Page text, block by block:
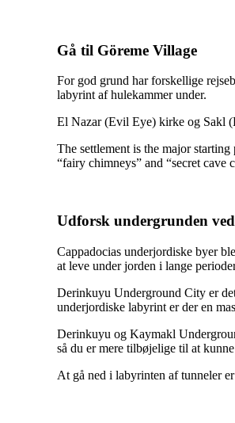
Gå til Göreme Village
For god grund har forskellige
labyrint af hulekammer under.
El Nazar (Evil Eye) kirke og Sakl
The settlement is the major
“fairy chimneys” and “secret cave
Udforsk undergrunden
Cappadocias underjordiske byer
at leve under jorden i lange
Derinkuyu Underground City er
underjordiske labyrint er der en
Derinkuyu og Kaymakl
så du er mere tilbøjelige til at
At gå ned i labyrinten af tunneler